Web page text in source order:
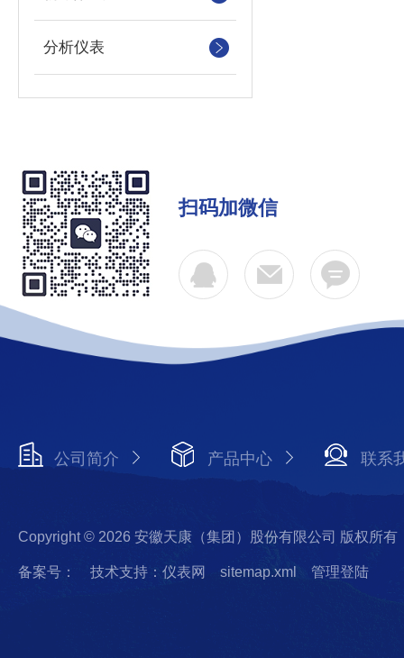
分析仪表
扫码加微信
公司简介 产品中心 联系
Copyright © 2026 安徽天康（集团）股份有限公司 版权所有
备案号： 技术支持：仪表网 sitemap.xml 管理登陆